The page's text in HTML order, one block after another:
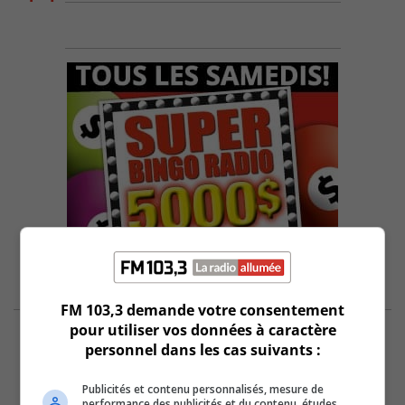
FM 103,3 demande votre consentement
pour utiliser vos données à caractère
personnel dans les cas suivants :
Publicités et contenu personnalisés, mesure de